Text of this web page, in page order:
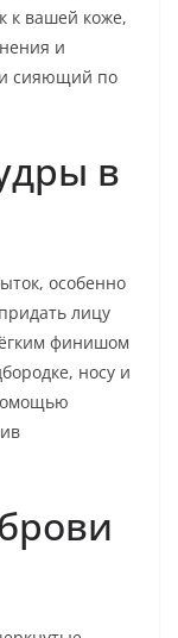
к вашей коже,
и
сияющий по
в
особенно
лицу
финишом
носу и